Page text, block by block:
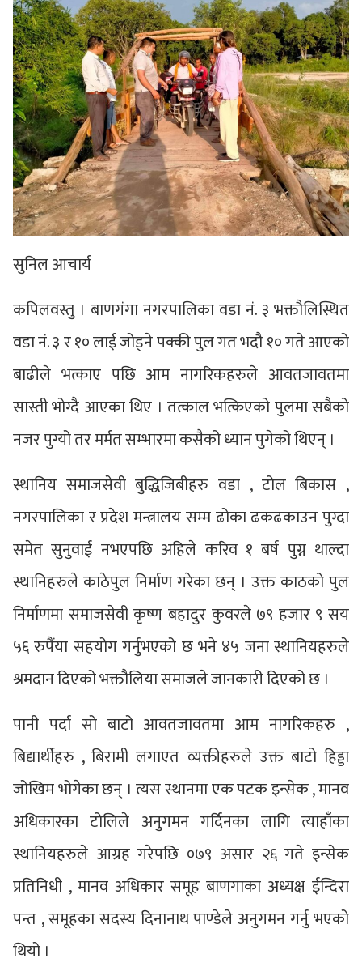
सुनिल आचार्य
कपिलवस्तु । बाणगंगा नगरपालिका वडा नं. ३ भक्तौलिस्थित
वडा नं. ३ र १० लाई जोड्ने पक्की पुल गत भदौ १० गते आएको
बाढीले भत्काए पछि आम नागरिकहरुले आवतजावतमा
सास्ती भोग्दै आएका थिए । तत्काल भत्किएको पुलमा सबैको
नजर पुग्यो तर मर्मत सम्भारमा कसैको ध्यान पुगेको थिएन् ।
स्थानिय समाजसेवी बुद्धिजिबीहरु वडा , टोल बिकास ,
नगरपालिका र प्रदेश मन्त्रालय सम्म ढोका ढकढकाउन पुग्दा
समेत सुनुवाई नभएपछि अहिले करिव १ बर्ष पुग्न थाल्दा
स्थानिहरुले काठेपुल निर्माण गरेका छन् । उक्त काठको पुल
निर्माणमा समाजसेवी कृष्ण बहादुर कुवरले ७९ हजार ९ सय
५६ रुपैंया सहयोग गर्नुभएको छ भने ४५ जना स्थानियहरुले
श्रमदान दिएको भक्तौलिया समाजले जानकारी दिएको छ ।
पानी पर्दा सो बाटो आवतजावतमा आम नागरिकहरु ,
बिद्यार्थीहरु , बिरामी लगाएत व्यक्तीहरुले उक्त बाटो हिड्डा
जोखिम भोगेका छन् । त्यस स्थानमा एक पटक इन्सेक , मानव
अधिकारका टोलिले अनुगमन गर्दिनका लागि त्याहाँका
स्थानियहरुले आग्रह गरेपछि ०७९ असार २६ गते इन्सेक
प्रतिनिधी , मानव अधिकार समूह बाणगाका अध्यक्ष ईन्दिरा
पन्त , समूहका सदस्य दिनानाथ पाण्डेले अनुगमन गर्नु भएको
थियो ।